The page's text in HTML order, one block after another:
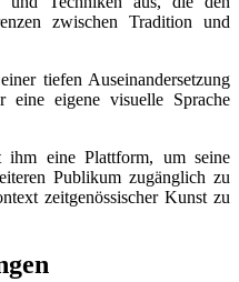
zwischen Tradition und
tiefen Auseinandersetzung
eigene visuelle Sprache
eine Plattform, um seine
Publikum zugänglich zu
zeitgenössischer Kunst zu